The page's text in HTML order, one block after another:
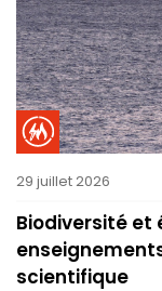
29 juillet 2026
Biodiversité et
scientifique